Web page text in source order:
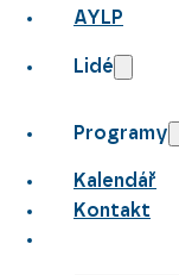
AYLP
Lidé
Programy
Kalendář
Kontakt